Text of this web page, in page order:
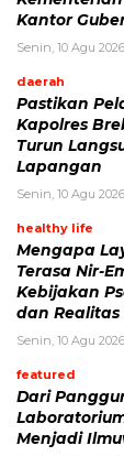
Kantor
Senin, 10 Agu
daerah
Pastikan
Kapolres
Turun
Lapangan
Senin, 10 Agu
healthy life
Mengapa
Terasa Nir-
Kebijakan
dan
Senin, 10 Agu
featured
Dari
Menjadi